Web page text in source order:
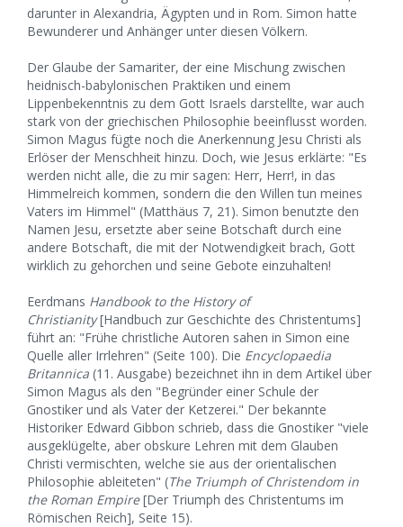
darunter in Alexandria, Ägypten und in Rom. Simon hatte
Bewunderer und Anhänger unter diesen Völkern.
Der Glaube der Samariter, der eine Mischung zwischen
heidnisch-babylonischen Praktiken und einem
Lippenbekenntnis zu dem Gott Israels darstellte, war auch
stark von der griechischen Philosophie beeinflusst worden.
Simon Magus fügte noch die Anerkennung Jesu Christi als
Erlöser der Menschheit hinzu. Doch, wie Jesus erklärte: "Es
werden nicht alle, die zu mir sagen: Herr, Herr!, in das
Himmelreich kommen, sondern die den Willen tun meines
Vaters im Himmel" (Matthäus 7, 21). Simon benutzte den
Namen Jesu, ersetzte aber seine Botschaft durch eine
andere Botschaft, die mit der Notwendigkeit brach, Gott
wirklich zu gehorchen und seine Gebote einzuhalten!
Eerdmans Handbook to the History of
Christianity[Handbuch zur Geschichte des Christentums]
führt an: "Frühe christliche Autoren sahen in Simon eine
Quelle aller Irrlehren" (Seite 100). Die Encyclopaedia
Britannica (11. Ausgabe) bezeichnet ihn in dem Artikel über
Simon Magus als den "Begründer einer Schule der
Gnostiker und als Vater der Ketzerei." Der bekannte
Historiker Edward Gibbon schrieb, dass die Gnostiker "viele
ausgeklügelte, aber obskure Lehren mit dem Glauben
Christi vermischten, welche sie aus der orientalischen
Philosophie ableiteten" (The Triumph of Christendom in
the Roman Empire[Der Triumph des Christentums im
Römischen Reich], Seite 15).